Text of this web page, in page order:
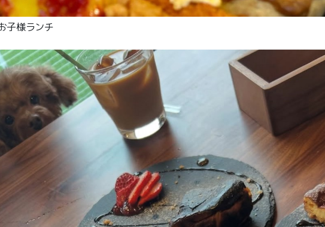
子様ランチ